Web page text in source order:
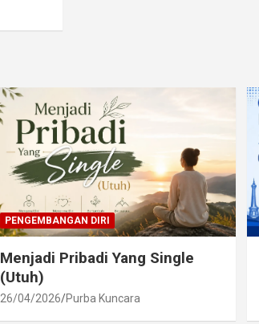
PENGEMBANGAN DIRI
Menjadi Pribadi Yang Single
(Utuh)
26/04/2026 Purba Kuncara